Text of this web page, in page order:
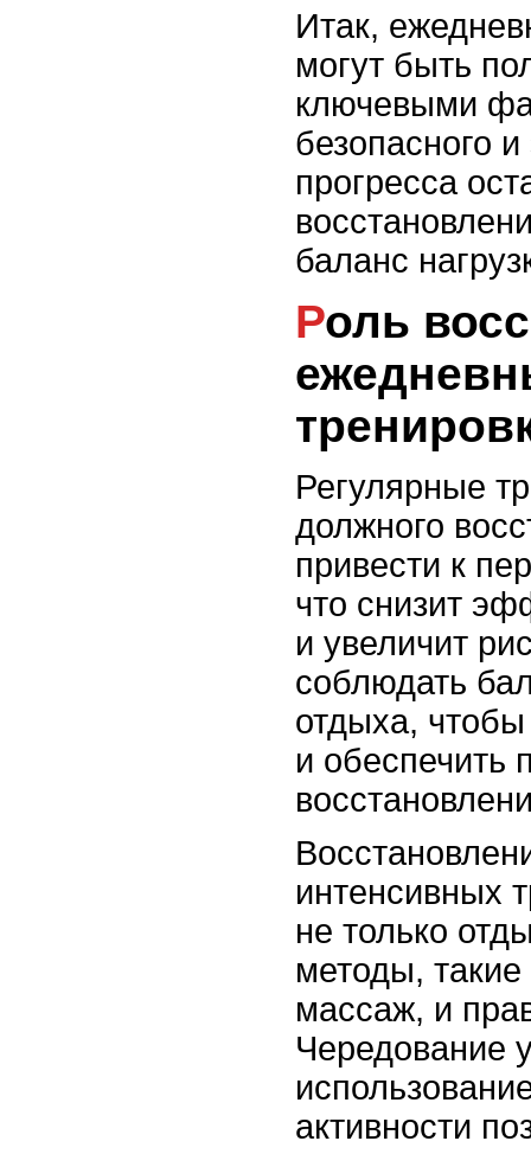
Итак,
могут быть
ключевыми
безопасного
прогресса
баланс
Роль восстановления в
Регулярные
должного
привести к
что снизит
и увеличит
соблюдать
отдыха,
и обеспечить
интенсивных
не только
методы, такие
массаж, и
Чередование
активности